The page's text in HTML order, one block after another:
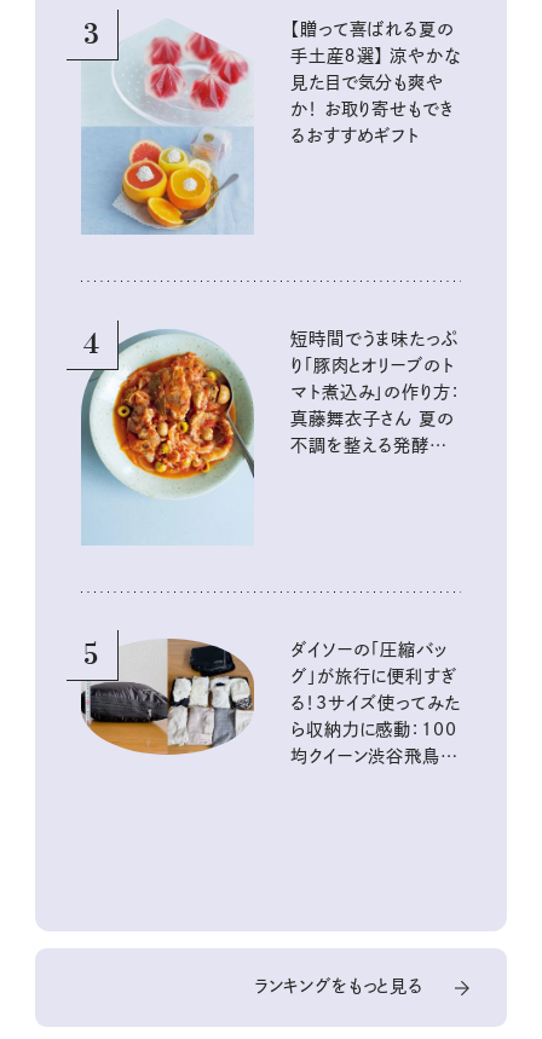
3
【贈って喜ばれる夏の
手土産８選】 涼やかな
見た目で気分も爽や
か！ お取り寄せもでき
るおすすめギフト
4
短時間でうま味たっぷ
り「豚肉とオリーブのト
マト煮込み」の作り方：
真藤舞衣子さん 夏の
不調を整える発酵レ
5
ダイソーの「圧縮バッ
グ」が旅行に便利すぎ
る！3サイズ使ってみた
ら収納力に感動：100
均クイーン渋谷飛鳥の
ランキングをもっと見る